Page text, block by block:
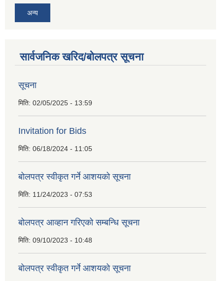
अन्य
सार्वजनिक खरिद/बोलपत्र सूचना
सूचना
मिति: 02/05/2025 - 13:59
Invitation for Bids
मिति: 06/18/2024 - 11:05
बोलपत्र स्वीकृत गर्ने आशयको सूचना
मिति: 11/24/2023 - 07:53
बोलपत्र आव्हान गरिएको सम्बन्धि सूचना
मिति: 09/10/2023 - 10:48
बाेलपत्र स्वीकृत गर्ने आशयकाे सूचना